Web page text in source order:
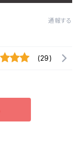
通報する
(29)